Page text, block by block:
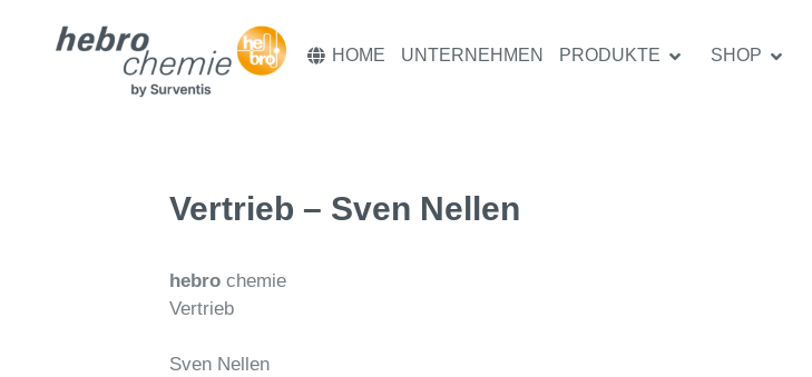
HOME UNTERNEHMEN PRODUKTE SHOP
Vertrieb – Sven Nellen
hebro chemie
Vertrieb
Sven Nellen